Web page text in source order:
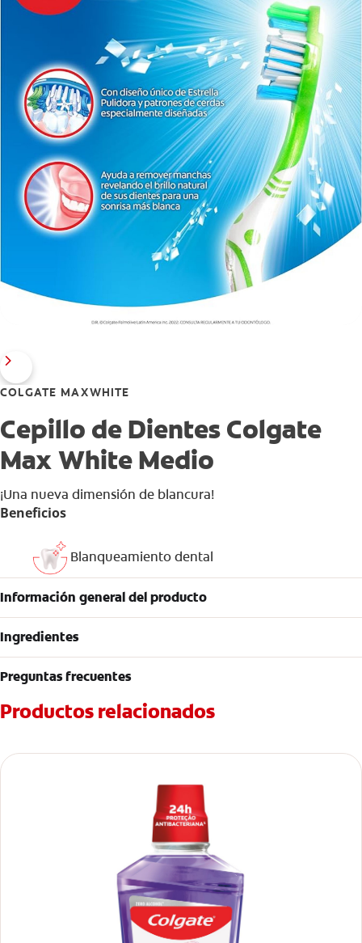
COLGATE MAXWHITE
Cepillo de Dientes Colgate
Max White Medio
¡Una nueva dimensión de blancura!
Beneficios
Blanqueamiento dental
Información general del producto
Ingredientes
Preguntas frecuentes
Productos relacionados